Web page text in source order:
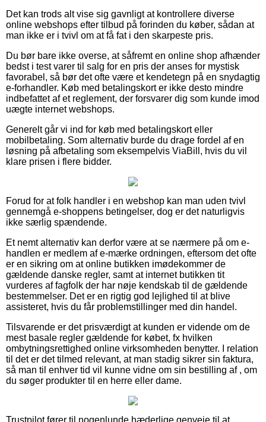
Det kan trods alt vise sig gavnligt at kontrollere diverse
online webshops efter tilbud på forinden du køber, sådan at
man ikke er i tvivl om at få fat i den skarpeste pris.
Du bør bare ikke overse, at såfremt en online shop afhænder
bedst i test varer til salg for en pris der anses for mystisk
favorabel, så bør det ofte være et kendetegn på en snydagtig
e-forhandler. Køb med betalingskort er ikke desto mindre
indbefattet af et reglement, der forsvarer dig som kunde imod
uægte internet webshops.
Generelt går vi ind for køb med betalingskort eller
mobilbetaling. Som alternativ burde du drage fordel af en
løsning på afbetaling som eksempelvis ViaBill, hvis du vil
klare prisen i flere bidder.
Forud for at folk handler i en webshop kan man uden tvivl
gennemgå e-shoppens betingelser, dog er det naturligvis
ikke særlig spændende.
Et nemt alternativ kan derfor være at se nærmere på om e-
handlen er medlem af e-mærke ordningen, eftersom det ofte
er en sikring om at online butikken imødekommer de
gældende danske regler, samt at internet butikken tit
vurderes af fagfolk der har nøje kendskab til de gældende
bestemmelser. Det er en rigtig god lejlighed til at blive
assisteret, hvis du får problemstillinger med din handel.
Tilsvarende er det prisværdigt at kunden er vidende om de
mest basale regler gældende for købet, fx hvilken
ombytningsrettighed online virksomheden benytter. I relation
til det er det tilmed relevant, at man stadig sikrer sin faktura,
så man til enhver tid vil kunne vidne om sin bestilling af , om
du søger produkter til en herre eller dame.